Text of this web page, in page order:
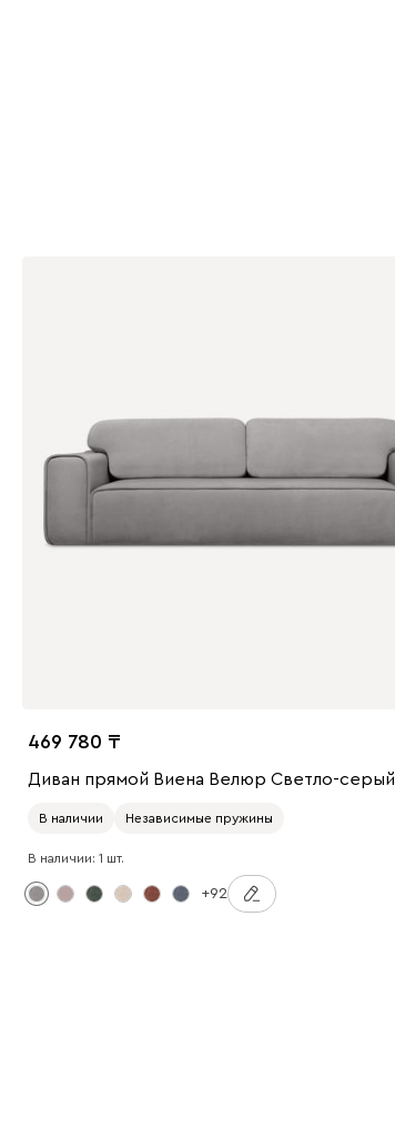
469 780
Диван прямой Виена Велюр Светло-серый
В наличии Независимые пружины
В наличии: 1 шт.
+92